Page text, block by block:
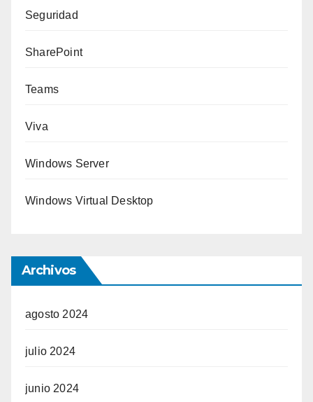
Seguridad
SharePoint
Teams
Viva
Windows Server
Windows Virtual Desktop
Archivos
agosto 2024
julio 2024
junio 2024